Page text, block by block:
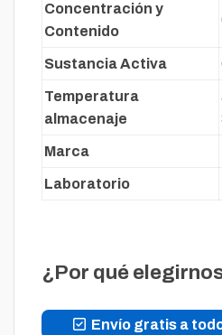
Concentración y
Contenido
Sustancia Activa
Temperatura
almacenaje
Marca
Laboratorio
¿Por qué
Envío gratis a